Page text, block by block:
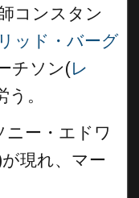
コンスタン
ッド・バーグ
チソン(レ
。
ニー・エドワ
現れ、マー